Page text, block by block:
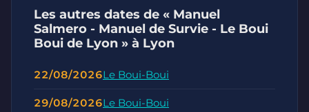
Les autres dates de « Manuel
Salmero - Manuel de Survie - Le Boui
Boui de Lyon » à Lyon
22/08/2026Le Boui-Boui
29/08/2026Le Boui-Boui